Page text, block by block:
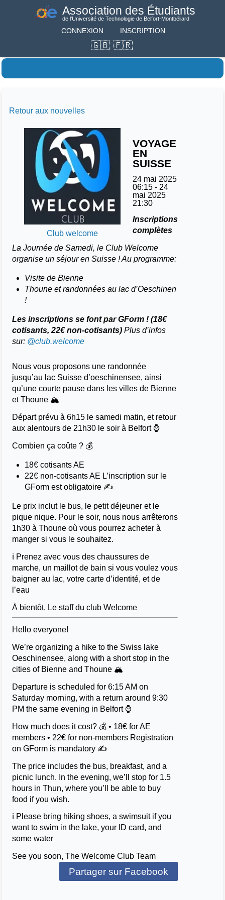
Association des Étudiants
de l'Université de Technologie de Belfort-Montbéliard
CONNEXION INSCRIPTION
Retour aux nouvelles
Club welcome
VOYAGE
EN
SUISSE
24 mai 2025
06:15 - 24
mai 2025
21:30
Inscriptions
complètes
La Journée de Samedi, le Club Welcome
organise un séjour en Suisse ! Au programme:
Visite de Bienne
Thoune et randonnées au lac d’Oeschinen
!
Les inscriptions se font par GForm ! (18€
cotisants, 22€ non-cotisants) Plus d’infos
sur: @club.welcome
Nous vous proposons une randonnée
jusqu’au lac Suisse d’oeschinensee, ainsi
qu’une courte pause dans les villes de Bienne
et Thoune 🏔️
Départ prévu à 6h15 le samedi matin, et retour
aux alentours de 21h30 le soir à Belfort ⌚
Combien ça coûte ? 💰
18€ cotisants AE
22€ non-cotisants AE L’inscription sur le
GForm est obligatoire ✍️
Le prix inclut le bus, le petit déjeuner et le
pique nique. Pour le soir, nous nous arrêterons
1h30 à Thoune où vous pourrez acheter à
manger si vous le souhaitez.
ℹ️ Prenez avec vous des chaussures de
marche, un maillot de bain si vous voulez vous
baigner au lac, votre carte d’identité, et de
l’eau
À bientôt, Le staff du club Welcome
Hello everyone!
We’re organizing a hike to the Swiss lake
Oeschinensee, along with a short stop in the
cities of Bienne and Thoune 🏔️
Departure is scheduled for 6:15 AM on
Saturday morning, with a return around 9:30
PM the same evening in Belfort ⌚
How much does it cost? 💰 • 18€ for AE
members • 22€ for non-members Registration
on GForm is mandatory ✍️
The price includes the bus, breakfast, and a
picnic lunch. In the evening, we’ll stop for 1.5
hours in Thun, where you’ll be able to buy
food if you wish.
ℹ️ Please bring hiking shoes, a swimsuit if you
want to swim in the lake, your ID card, and
some water
See you soon, The Welcome Club Team
Partager sur Facebook